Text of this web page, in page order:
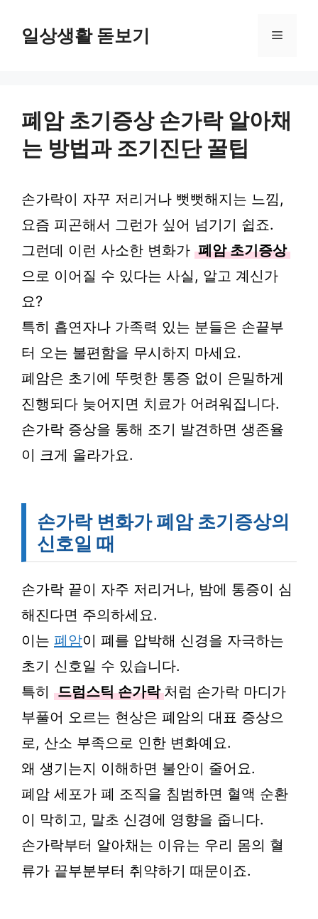
일상생활 돋보기 메
폐암 초기증상 손가락 알아채
는 방법과 조기진단 꿀팁
손가락이 자꾸 저리거나 뻣뻣해지는 느낌,
요즘 피곤해서 그런가 싶어 넘기기 쉽죠.
그런데 이런 사소한 변화가 폐암 초기증상
으로 이어질 수 있다는 사실, 알고 계신가
요?
특히 흡연자나 가족력 있는 분들은 손끝부
터 오는 불편함을 무시하지 마세요.
폐암은 초기에 뚜렷한 통증 없이 은밀하게
진행되다 늦어지면 치료가 어려워집니다.
손가락 증상을 통해 조기 발견하면 생존율
이 크게 올라가요.
손가락 변화가 폐암 초기증상의
신호일 때
손가락 끝이 자주 저리거나, 밤에 통증이 심
해진다면 주의하세요.
이는 폐암이 폐를 압박해 신경을 자극하는
초기 신호일 수 있습니다.
특히 드럼스틱 손가락 처럼 손가락 마디가
부풀어 오르는 현상은 폐암의 대표 증상으
로, 산소 부족으로 인한 변화예요.
왜 생기는지 이해하면 불안이 줄어요.
폐암 세포가 폐 조직을 침범하면 혈액 순환
이 막히고, 말초 신경에 영향을 줍니다.
손가락부터 알아채는 이유는 우리 몸의 혈
류가 끝부분부터 취약하기 때문이죠.